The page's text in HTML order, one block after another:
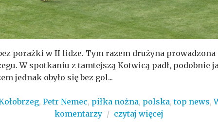
porażki w II lidze. Tym razem drużyna prowadzona
W spotkaniu z tamtejszą Kotwicą padł, podobnie
jednak obyło się bez gol...
, Petr Nemec, piłka nożna, polska,top news,
komentarzy / czytaj więcej